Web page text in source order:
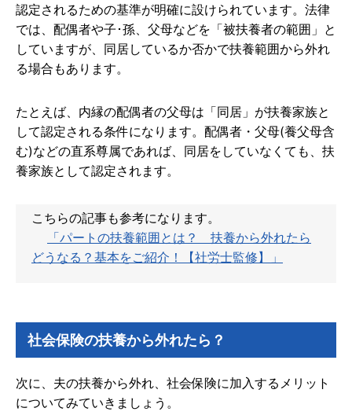
認定されるための基準が明確に設けられています。法律
では、配偶者や子･孫、父母などを「被扶養者の範囲」と
していますが、同居しているか否かで扶養範囲から外れ
る場合もあります。
たとえば、内縁の配偶者の父母は「同居」が扶養家族と
して認定される条件になります。配偶者・父母(養父母含
む)などの直系尊属であれば、同居をしていなくても、扶
養家族として認定されます。
こちらの記事も参考になります。
「パートの扶養範囲とは？ 扶養から外れたら
どうなる？基本をご紹介！【社労士監修】」
社会保険の扶養から外れたら？
次に、夫の扶養から外れ、社会保険に加入するメリット
についてみていきましょう。